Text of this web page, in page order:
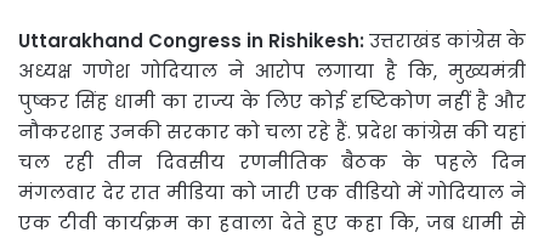
Uttarakhand Congress in Rishikesh: उत्तराखंड कांग्रेस के
अध्यक्ष गणेश गोदियाल ने आरोप लगाया है कि, मुख्यमंत्री
पुष्कर सिंह धामी का राज्य के लिए कोई दृष्टिकोण नहीं है और
नौकरशाह उनकी सरकार को चला रहे हैं. प्रदेश कांग्रेस की यहां
चल रही तीन दिवसीय रणनीतिक बैठक के पहले दिन
मंगलवार देर रात मीडिया को जारी एक वीडियो में गोदियाल ने
एक टीवी कार्यक्रम का हवाला देते हुए कहा कि, जब धामी से